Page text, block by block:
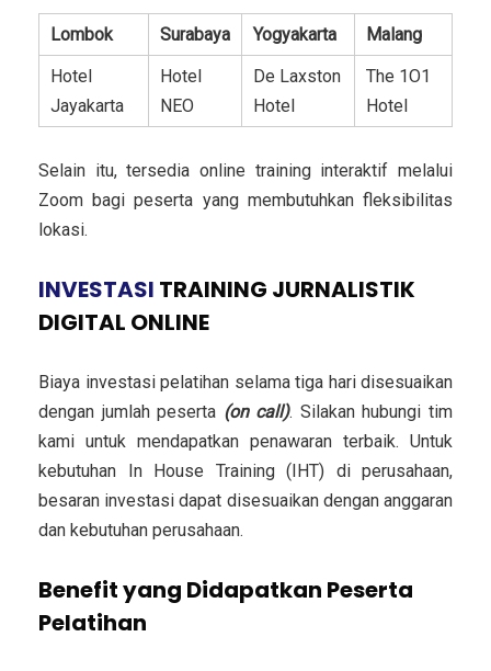
Lombok Surabaya Yogyakarta
Malang
Hotel
Jayakarta
Hotel
NEO
De Laxston
Hotel
The 1O1
Hotel
Selain itu, tersedia online training interaktif melalui
Zoom bagi peserta yang membutuhkan fleksibilitas
lokasi.
INVESTASI TRAINING JURNALISTIK
DIGITAL ONLINE
Biaya investasi pelatihan selama tiga hari disesuaikan
dengan jumlah peserta (on call). Silakan hubungi tim
kami untuk mendapatkan penawaran terbaik. Untuk
kebutuhan In House Training (IHT) di perusahaan,
besaran investasi dapat disesuaikan dengan anggaran
dan kebutuhan perusahaan.
Benefit yang Didapatkan Peserta
Pelatihan